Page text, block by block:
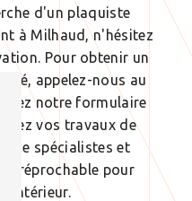
d'un plaquiste
à Milhaud, n'hésitez
Pour obtenir un
appelez-nous au
notre formulaire
vos travaux de
de spécialistes et
irréprochable pour
intérieur.